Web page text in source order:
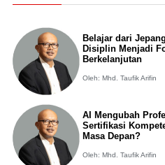
Belajar dari
Disiplin Menjadi
Berkelanjutan
Oleh: Mhd. Taufik Arifin
AI Mengubah
Sertifikasi
Masa Depan?
Oleh: Mhd. Taufik Arifin